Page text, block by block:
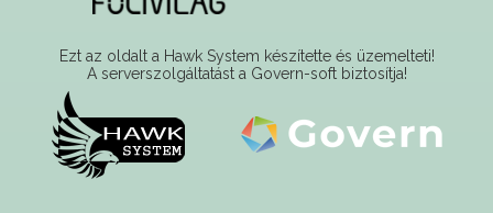
Ezt az oldalt a Hawk System készítette és üzemelteti!